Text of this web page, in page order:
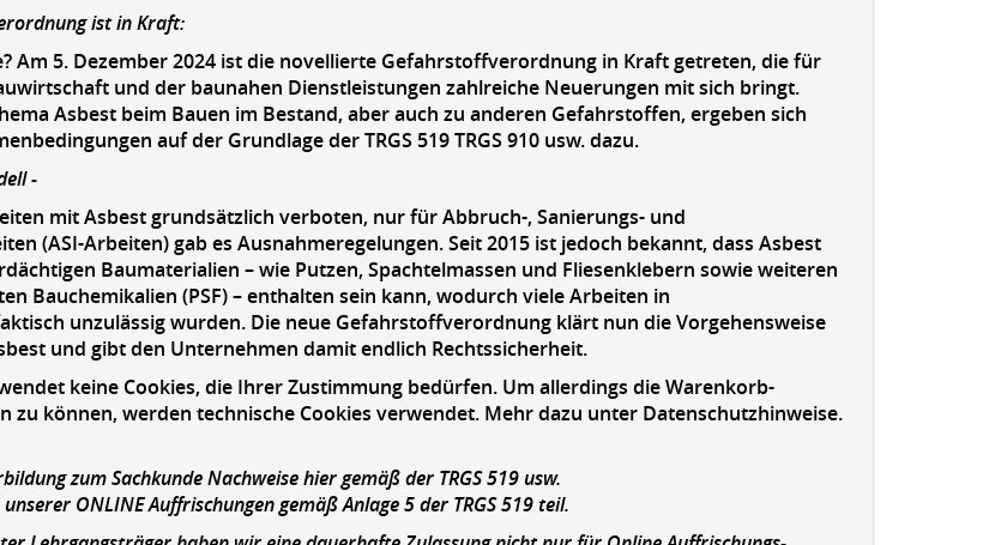
ist in Kraft:
Am 5. Dezember 2024 ist die novellierte Gefahrstoffverordnung in Kraft getreten, die für
und der baunahen Dienstleistungen zahlreiche Neuerungen mit sich bringt.
Asbest beim Bauen im Bestand, aber auch zu anderen Gefahrstoffen, ergeben sich
auf der Grundlage der TRGS 519 TRGS 910 usw. dazu.
-
mit Asbest grundsätzlich verboten, nur für Abbruch-, Sanierungs- und
(ASI-Arbeiten) gab es Ausnahmeregelungen. Seit 2015 ist jedoch bekannt, dass Asbest
Baumaterialien – wie Putzen, Spachtelmassen und Fliesenklebern sowie weiteren
Bauchemikalien (PSF) – enthalten sein kann, wodurch viele Arbeiten in
unzulässig wurden. Die neue Gefahrstoffverordnung klärt nun die Vorgehensweise
und gibt den Unternehmen damit endlich Rechtssicherheit.
keine Cookies, die Ihrer Zustimmung bedürfen. Um allerdings die Warenkorb-
zu können, werden technische Cookies verwendet. Mehr dazu unter Datenschutzhinweise.
zum Sachkunde Nachweise hier gemäß der TRGS 519 usw.
ONLINE Auffrischungen gemäß Anlage 5 der TRGS 519 teil.